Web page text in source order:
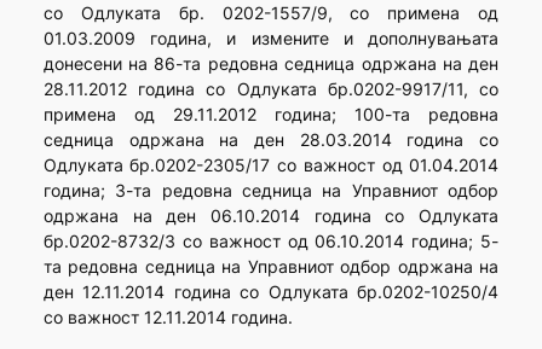
со Одлуката бр. 0202-1557/9, со примена од
01.03.2009 година, и измените и дополнувањата
донесени на 86-та редовна седница одржана на ден
28.11.2012 година со Одлуката бр.0202-9917/11, со
примена од 29.11.2012 година; 100-та редовна
седница одржана на ден 28.03.2014 година со
Одлуката бр.0202-2305/17 со важност од 01.04.2014
година; 3-та редовна седница на Управниот одбор
одржана на ден 06.10.2014 година со Одлуката
бр.0202-8732/3 со важност од 06.10.2014 година; 5-
та редовна седница на Управниот одбор одржана на
ден 12.11.2014 година со Одлуката бр.0202-10250/4
со важност 12.11.2014 година.